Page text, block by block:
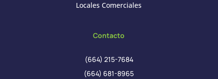
Locales Comerciales
Contacto
(664) 215-7684
(664) 681-8965